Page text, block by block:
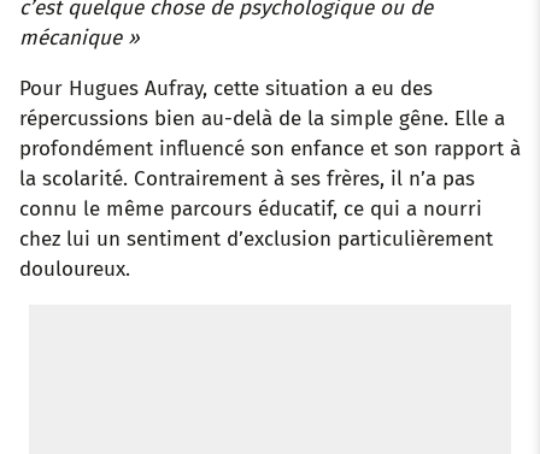
c’est quelque chose de psychologique ou de
mécanique »
Pour Hugues Aufray, cette situation a eu des
répercussions bien au-delà de la simple gêne. Elle a
profondément influencé son enfance et son rapport à
la scolarité. Contrairement à ses frères, il n’a pas
connu le même parcours éducatif, ce qui a nourri
chez lui un sentiment d’exclusion particulièrement
douloureux.